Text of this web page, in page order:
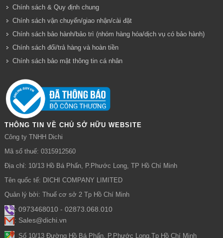
Chính sách & Quy định chung
Chính sách vận chuyển/giao nhận/cài đặt
Chính sách bảo hành/bảo trì (nhóm hàng hóa/dịch vụ có bảo hành)
Chính sách đổi/trả hàng và hoàn tiền
Chính sách bảo mật thông tin cá nhân
THÔNG TIN VỀ CHỦ SỞ HỮU WEBSITE
Công ty TNHH Dichi
Mã số thuế: 0315912560
Địa chỉ: 10/13 Hồ Bá Phấn, P.Phước Long, TP Hồ Chí Minh
Tên quốc tế: DICHI COMPANY LIMITED
Quản lý bởi: Thuế cơ sở 2 Tp Hồ Chí Minh
: 0973468010 - 02873.068.010
: Sales@dichi.vn
: Số 10/13 Đường Hồ Bá Phấn, P.Phước Long,Tp Hồ Chí Minh